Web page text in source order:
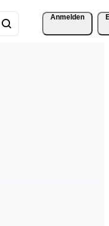
Anmelden